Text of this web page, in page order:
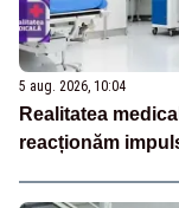
5 aug. 2026, 10:04
Realitatea
reacționăm